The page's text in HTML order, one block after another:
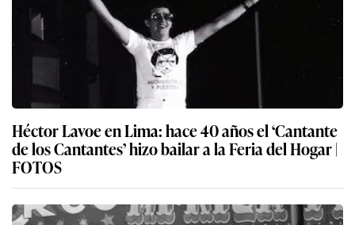
Héctor Lavoe en Lima: hace 40 años el ‘Cantante
de los Cantantes’ hizo bailar a la Feria del Hogar |
FOTOS